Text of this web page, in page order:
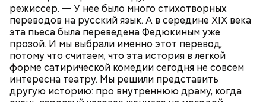
режиссер. — У нее было много стихотворных
переводов на русский язык. А в середине XIX века
эта пьеса была переведена Федюкиным уже
прозой. И мы выбрали именно этот перевод,
потому что считаем, что эта история в легкой
форме сатирической комедии сегодня не совсем
интересна театру. Мы решили представить
другую историю: про внутреннюю драму, когда